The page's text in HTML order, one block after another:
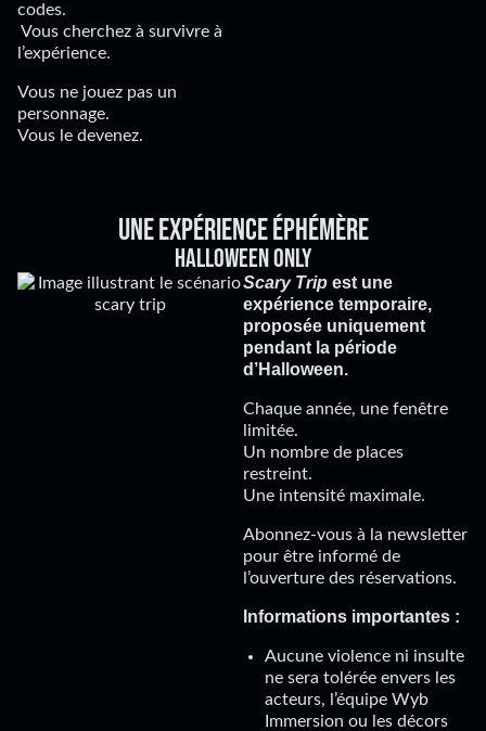
codes.
Vous cherchez à survivre à
l’expérience.
Vous ne jouez pas un
personnage.
Vous le devenez.
Une expérience éphémère
Halloween only
Scary Trip est une
expérience temporaire,
proposée uniquement
pendant la période
d’Halloween.
Chaque année, une fenêtre
limitée.
Un nombre de places
restreint.
Une intensité maximale.
Abonnez-vous à la newsletter
pour être informé de
l’ouverture des réservations.
Informations importantes :
Aucune violence ni insulte
ne sera tolérée envers les
acteurs, l’équipe Wyb
Immersion ou les décors